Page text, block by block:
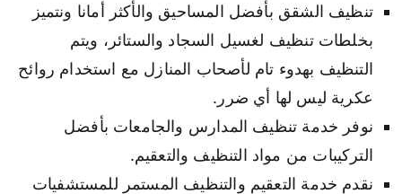
تنظيف الشقق بأفضل المساحيق والأكثر أمانا ونتميز
بخلطات تنظيف لغسيل السجاد والستائر، ويتم
التنظيف بهدوء تام لأصحاب المنازل مع استخدام روائح
عكرية ليس لها أي ضرر.
نوفر خدمة تنظيف المدارس والجامعات بأفضل
التركيبات من مواد التنظيف والتعقيم.
نقدم خدمة التعقيم والتنظيف المستمر للمستشفيات